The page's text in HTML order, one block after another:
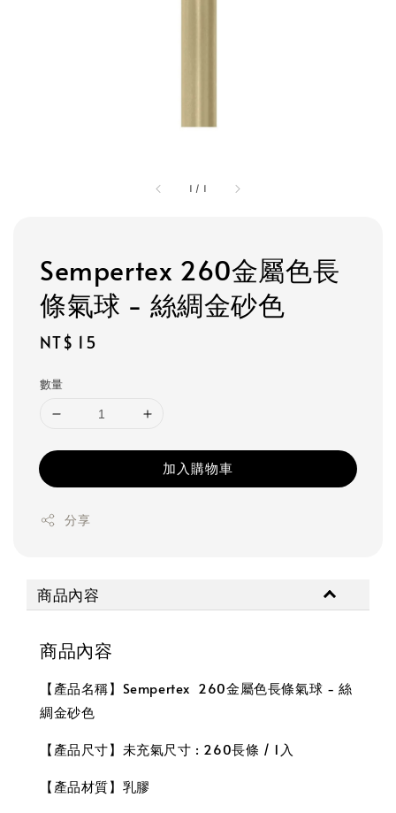
1 / 1
Sempertex 260金屬色長
條氣球 - 絲綢金砂色
Regular
NT$ 15
數量
加入購物車
分享
商品內容
商品內容
【產品名稱】Sempertex 260金屬色長條氣球 - 絲
綢金砂色
【產品尺寸】未充氣尺寸 : 260長條 / 1入
【產品材質】乳膠